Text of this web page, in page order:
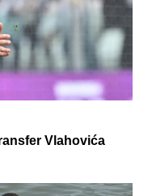
Vlahovića